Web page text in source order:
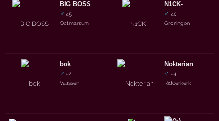
BIG BOSS
♂ 45
Ootmarsum
bok
♂ 42
Vaassen
N1CK-
♂ 40
Groningen
Nokterian
♂ 44
Ridderkerk